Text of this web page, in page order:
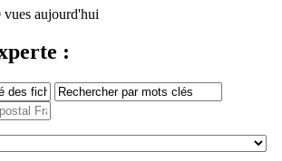
vues aujourd'hui
: